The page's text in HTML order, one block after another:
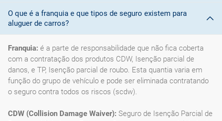
O que é a franquia e que tipos de seguro existem para
aluguer de carros?
Franquia: é a parte de responsabilidade que não fica coberta
com a contratação dos produtos CDW, Isenção parcial de
danos, e TP, Isenção parcial de roubo. Esta quantia varia em
função do grupo de vehículo e pode ser eliminada contratando
o seguro contra todos os riscos (scdw).
CDW (Collision Damage Waiver): Seguro de Isenção Parcial de